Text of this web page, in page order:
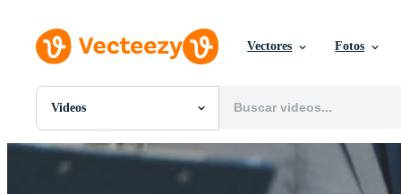
Vectores Fotos
Videos
Todas Imágenes
Fotos